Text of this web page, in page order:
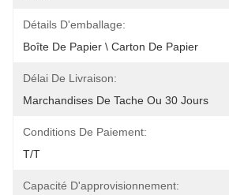
Détails D'emballage:
Boîte De Papier \ Carton De Papier
Délai De Livraison:
Marchandises De Tache Ou 30 Jours
Conditions De Paiement:
T/T
Capacité D'approvisionnement: